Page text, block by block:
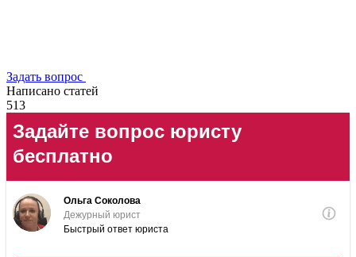
Задать вопрос
Написано статей
513